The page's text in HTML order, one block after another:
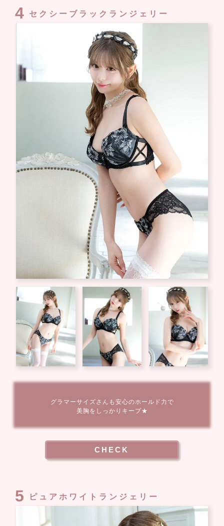
4 セクシーブラックランジェリー
グラマーサイズさんも安心のホールド力で
美胸をしっかりキープ★
CHECK
5 ピュアホワイトランジェリー